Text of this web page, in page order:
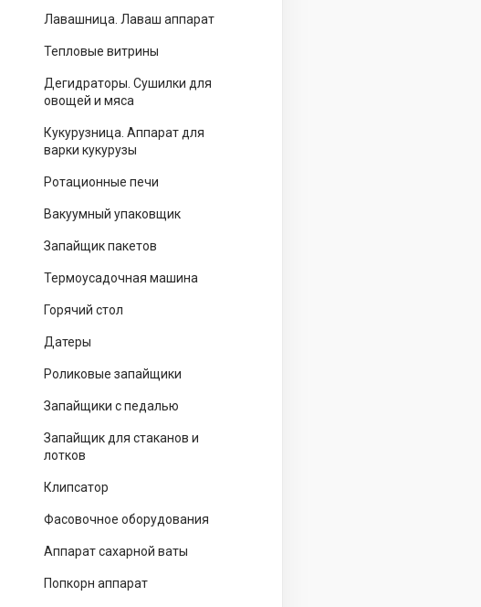
Лавашница. Лаваш аппарат
Тепловые витрины
Дегидраторы. Сушилки для
овощей и мяса
Кукурузница. Аппарат для
варки кукурузы
Ротационные печи
Вакуумный упаковщик
Запайщик пакетов
Термоусадочная машина
Горячий стол
Датеры
Роликовые запайщики
Запайщики с педалью
Запайщик для стаканов и
лотков
Клипсатор
Фасовочное оборудования
Аппарат сахарной ваты
Попкорн аппарат